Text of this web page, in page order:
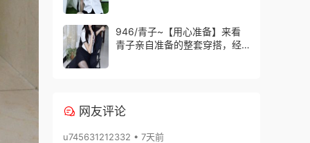
946/青子~【用心准备】来看
青子亲自准备的整套穿搭，经
网友评论
u745631212332 • 7天前